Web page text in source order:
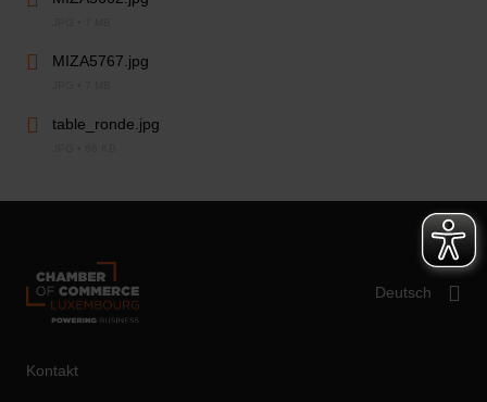
MIZA5767.jpg
table_ronde.jpg
Kontakt